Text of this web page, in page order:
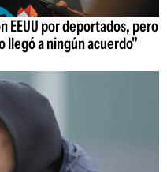
EEUU por deportados, pero
llegó a ningún acuerdo"